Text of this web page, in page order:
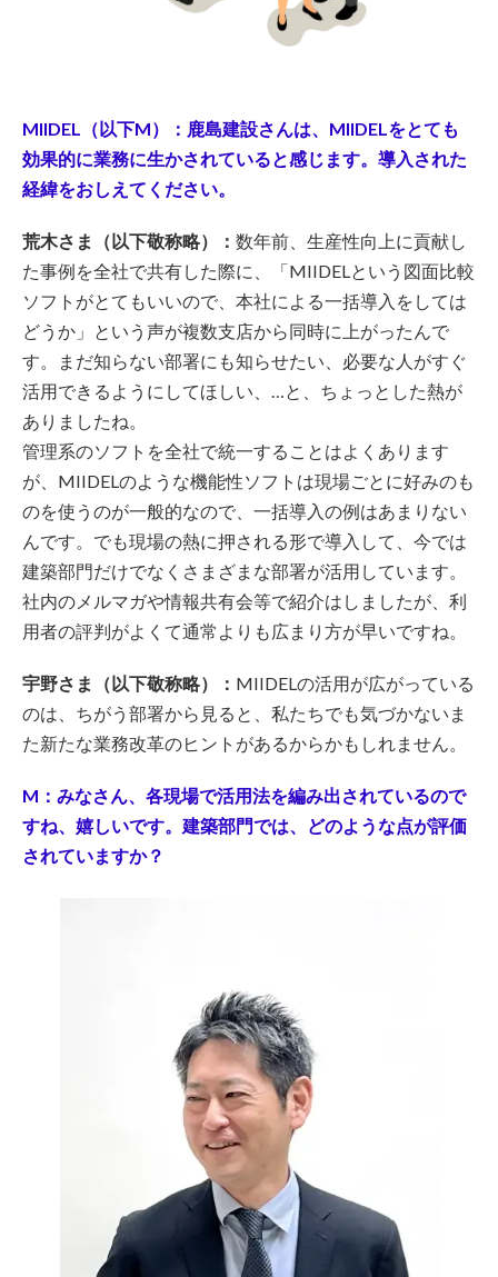
MIIDEL（以下M）：鹿島建設さんは、MIIDELをとても
効果的に業務に生かされていると感じます。導入された
経緯をおしえてください。
荒木さま（以下敬称略）： 数年前、生産性向上に貢献し
た事例を全社で共有した際に、「MIIDELという図面比較
ソフトがとてもいいので、本社による一括導入をしては
どうか」という声が複数支店から同時に上がったんで
す。まだ知らない部署にも知らせたい、必要な人がすぐ
活用できるようにしてほしい、…と、ちょっとした熱が
ありましたね。
管理系のソフトを全社で統一することはよくあります
が、MIIDELのような機能性ソフトは現場ごとに好みのも
のを使うのが一般的なので、一括導入の例はあまりない
んです。でも現場の熱に押される形で導入して、今では
建築部門だけでなくさまざまな部署が活用しています。
社内のメルマガや情報共有会等で紹介はしましたが、利
用者の評判がよくて通常よりも広まり方が早いですね。
宇野さま（以下敬称略）： MIIDELの活用が広がっている
のは、ちがう部署から見ると、私たちでも気づかないま
た新たな業務改革のヒントがあるからかもしれません。
M：みなさん、各現場で活用法を編み出されているので
すね、嬉しいです。建築部門では、どのような点が評価
されていますか？